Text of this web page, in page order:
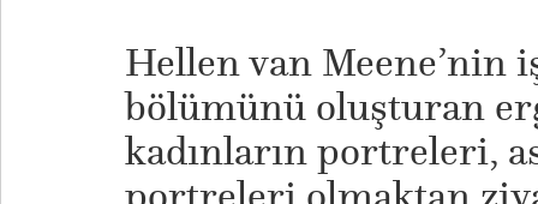
Hellen van
bölümünü oluşturan
kadınların portreleri,